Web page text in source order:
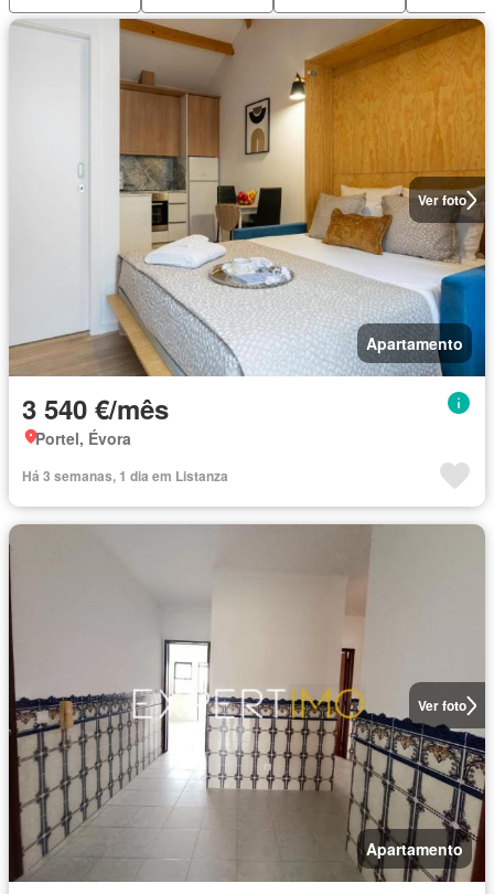
Ver foto
Apartamento
3 540 €/mês
Portel, Évora
Há 3 semanas, 1 dia em Listanza
Ver foto
Apartamento